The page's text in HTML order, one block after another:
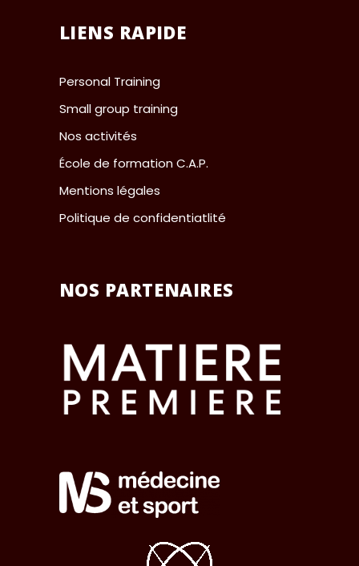
LIENS RAPIDE
Personal Training
Small group training
Nos activités
École de formation C.A.P.
Mentions légales
Politique de confidentiatlité
NOS PARTENAIRES